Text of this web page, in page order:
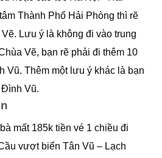
Thành Phố Hải Phòng thì rẽ
Lưu ý là không đi vào trung
Vẽ, bạn rẽ phải đi thêm 10
Vũ. Thêm một lưu ý khác là bạn
Vũ.
mất 185k tiền vé 1 chiều đi
vượt biển Tân Vũ – Lạch